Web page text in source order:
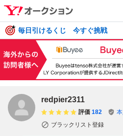
毎日引けるくじ 今すぐ挑戦
redpier2311
評価 182
ブラックリスト登録